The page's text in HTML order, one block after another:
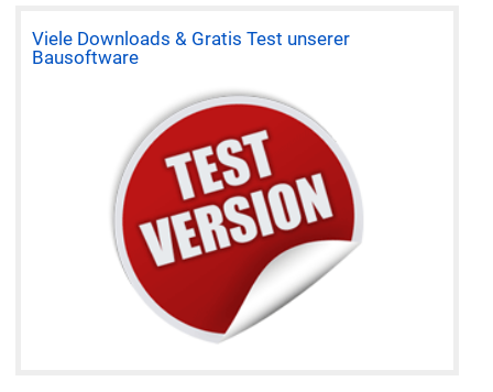
Viele Downloads & Gratis Test unserer
Bausoftware